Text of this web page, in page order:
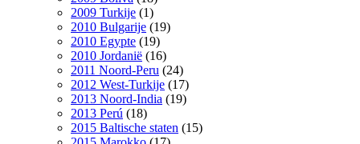
2009 Turkije (1)
2010 Bulgarije (19)
2010 Egypte (19)
2010 Jordanië (16)
2011 Noord-Peru (24)
2012 West-Turkije (17)
2013 Noord-India (19)
2013 Perú (18)
2015 Baltische staten (15)